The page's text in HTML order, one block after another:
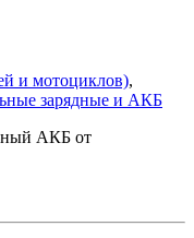
и мотоциклов),
зарядные и АКБ
АКБ от